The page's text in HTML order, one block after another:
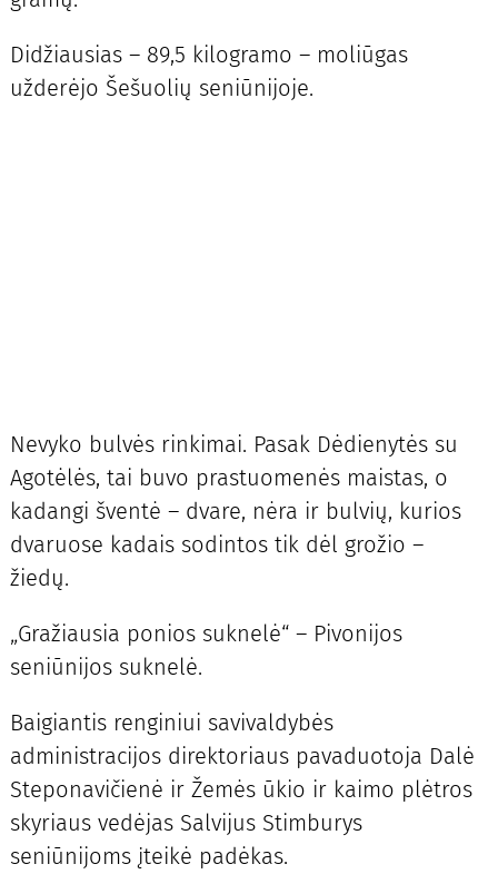
Didžiausias – 89,5 kilogramo – moliūgas
užderėjo Šešuolių seniūnijoje.
Nevyko bulvės rinkimai. Pasak Dėdienytės su
Agotėlės, tai buvo prastuomenės maistas, o
kadangi šventė – dvare, nėra ir bulvių, kurios
dvaruose kadais sodintos tik dėl grožio –
žiedų.
„Gražiausia ponios suknelė“ – Pivonijos
seniūnijos suknelė.
Baigiantis renginiui savivaldybės
administracijos direktoriaus pavaduotoja Dalė
Steponavičienė ir Žemės ūkio ir kaimo plėtros
skyriaus vedėjas Salvijus Stimburys
seniūnijoms įteikė padėkas.